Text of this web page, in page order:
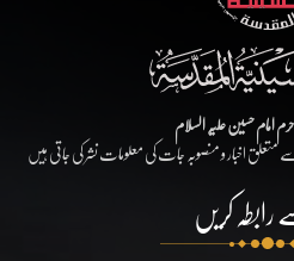
امام حسین علیہ السلام
اخبار و منصوبہ جات کی معلومات نشر کی جاتی ہیں
کریں